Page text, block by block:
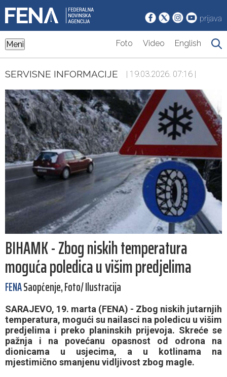
prijava
Meni Foto Video English
SERVISNE INFORMACIJE | 19.03.2026. 07:16 |
BIHAMK - Zbog niskih temperatura
moguća poledica u višim predjelima
FENASaopćenje, Foto/ Ilustracija
SARAJEVO, 19. marta (FENA) - Zbog niskih jutarnjih
temperatura, mogući su nailasci na poledicu u višim
predjelima i preko planinskih prijevoja. Skreće se
pažnja i na povećanu opasnost od odrona na
dionicama u usjecima, a u kotlinama na
mjestimično smanjenu vidljivost zbog magle.